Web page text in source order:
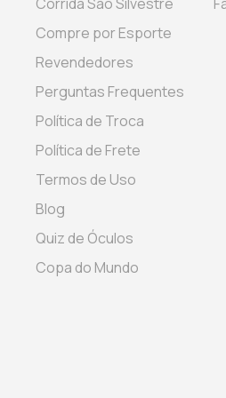
Compre por Esporte
Revendedores
Perguntas Frequentes
Política de Troca
Política de Frete
Termos de Uso
Blog
Quiz de Óculos
Copa do Mundo